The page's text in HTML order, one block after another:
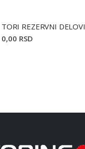
TORI REZERVNI DELOVI
0,00 RSD